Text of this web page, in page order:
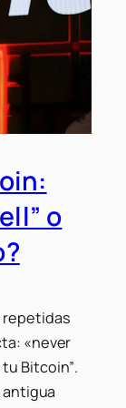
o
repetidas
«never
tu Bitcoin”.
antigua